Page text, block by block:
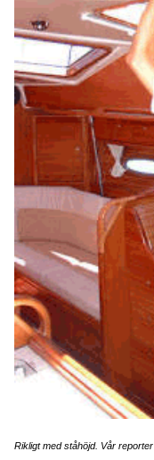
Rikligt med ståhöjd. Vår